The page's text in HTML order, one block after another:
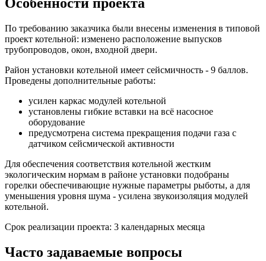
Особенности проекта
По требованию заказчика были внесены изменения в типовой
проект котельной: изменено расположение выпусков
трубопроводов, окон, входной двери.
Район установки котельной имеет сейсмичность - 9 баллов.
Проведены дополнительные работы:
усилен каркас модулей котельной
установлены гибкие вставки на всё насосное
оборудование
предусмотрена система прекращения подачи газа с
датчиком сейсмической активности
Для обеспечения соответствия котельной жестким
экологическим нормам в районе установки подобраны
горелки обеспечивающие нужные параметры рыботы, а для
уменьшения уровня шума - усилена звукоизоляция модулей
котельной.
Срок реализации проекта: 3 календарных месяца
Часто задаваемые вопросы